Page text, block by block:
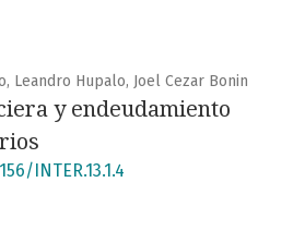
Leandro Hupalo, Joel Cezar Bonin
y endeudamiento
INTER.13.1.4